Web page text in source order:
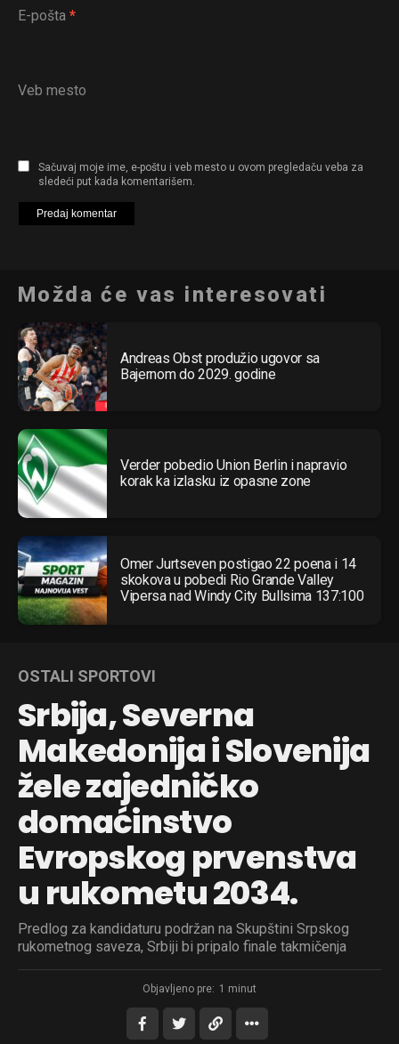
E-pošta *
Veb mesto
Sačuvaj moje ime, e-poštu i veb mesto u ovom pregledaču veba za
sledeći put kada komentarišem.
Možda će vas interesovati
Andreas Obst produžio ugovor sa
Bajernom do 2029. godine
Verder pobedio Union Berlin i napravio
korak ka izlasku iz opasne zone
Omer Jurtseven postigao 22 poena i 14
skokova u pobedi Rio Grande Valley
Vipersa nad Windy City Bullsima 137:100
OSTALI SPORTOVI
Srbija, Severna
Makedonija i Slovenija
žele zajedničko
domaćinstvo
Evropskog prvenstva
u rukometu 2034.
Predlog za kandidaturu podržan na Skupštini Srpskog
rukometnog saveza, Srbiji bi pripalo finale takmičenja
Objavljeno pre: 1 minut
Whatsapp